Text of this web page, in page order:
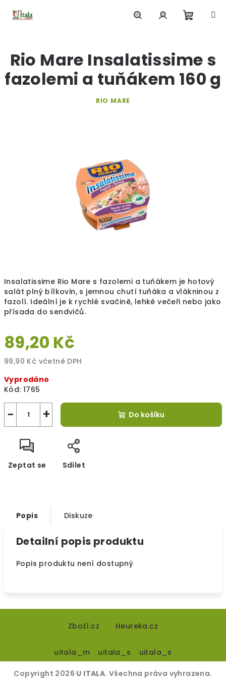
košík
Insalatissime Rio Mare s fazolemi a tuňákem je hotový
salát plný bílkovin, s jemnou chutí tuňáka a vlákninou z
fazolí. Ideální je k rychlé svačině, lehké večeři nebo jako
přísada do sendvičů.
89,20 Kč
99,90 Kč včetně DPH
cena:
Vyprodáno
Kód: 1765
+
− Do košíku
Zeptat se Sdílet
Rio Mare Insalatissime s
fazolemi a tuňákem 160 g
RIO MARE
Popis Diskuze
Detailní popis produktu
Popis produktu není dostupný
a
Zboží.cz Heureka.cz
uitala_m uitala_s uitala_s
Copyright 2026 U ITALA. Všechna práva vyhrazena.